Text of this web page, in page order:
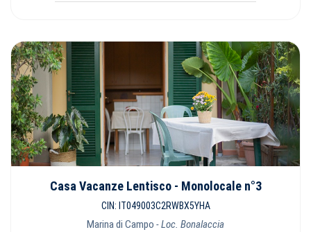
Casa Vacanze Lentisco - Monolocale n°3
CIN: IT049003C2RWBX5YHA
Marina di Campo - Loc. Bonalaccia